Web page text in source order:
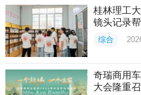
桂林理工
镜头记录
综合
奇瑞商用
大会隆重